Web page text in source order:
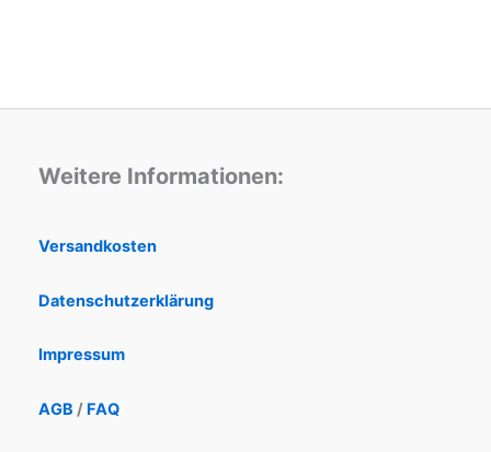
Weitere Informationen:
Versandkosten
Datenschutzerklärung
Impressum
AGB / FAQ